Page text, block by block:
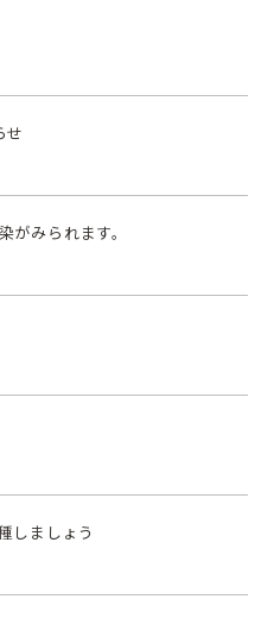
せ
がみられます。
しましょう